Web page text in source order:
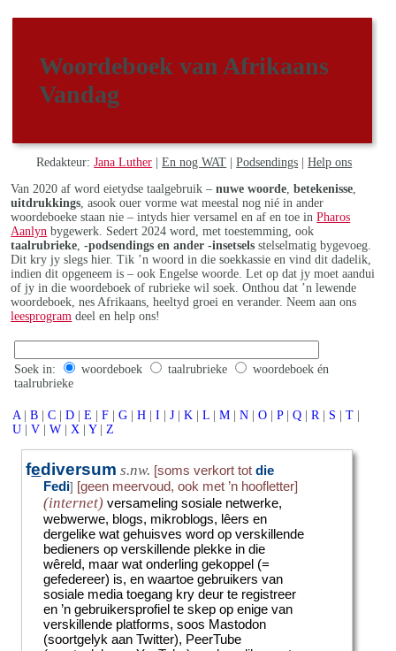
Woordeboek van Afrikaans
Vandag
Redakteur:Jana Luther |En nog WAT |Podsendings |Help ons
Van 2020 af word eietydse taalgebruik –nuwe woorde ,betekenisse
uitdrukkings , asook ouer vorme wat meestal nog nié in ander
woordeboeke staan nie – intyds hier versamel en af en toe inPharos
Aanlyn bygewerk. Sedert 2024 word, met toestemming, ook
taalrubrieke ,-podsendings en ander -insetsels stelselmatig bygevoeg.
Dit kry jy slegs hier. Tik ’n woord in die soekkassie en vind dit dadelik,
indien dit opgeneem is – ook Engelse woorde. Let op dat jy moet aandui
of jy in die woordeboek of rubrieke wil soek. Onthou dat ’n lewende
woordeboek, nes Afrikaans, heeltyd groei en verander. Neem aan ons
leesprogram deel en help ons!
Soek in: woordeboek taalrubrieke
woordeboek én
taalrubrieke
A | B | C | D | E | F | G | H | I | J | K | L | M | N | O | P | Q | R | S | T |
U | V | W | X | Y | Z
fediversum s.nw. [soms verkort tot die
Fedi] [geen meervoud, ook met ’n hoofletter]
(internet) versameling sosiale netwerke,
webwerwe, blogs, mikroblogs, lêers en
dergelike wat gehuisves word op verskillende
bedieners op verskillende plekke in die
wêreld, maar wat onderling gekoppel (=
gefedereer) is, en waartoe gebruikers van
sosiale media toegang kry deur te registreer
en ’n gebruikersprofiel te skep op enige van
verskillende platforms, soos Mastodon
(soortgelyk aan Twitter), PeerTube